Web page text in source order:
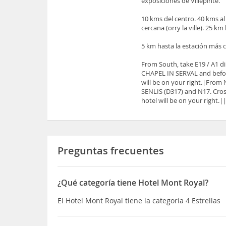
10 kms del centro. 40 kms
cercana (orry la ville). 25
5 km hasta la estación más
From South, take E19 / A1
CHAPEL IN SERVAL and
will be on your right.|From
SENLIS (D317) and N17.
hotel will be on your
Preguntas frecuentes
¿Qué categoría tiene Hotel Mont Royal?
El Hotel Mont Royal tiene la categoría 4 Estrellas